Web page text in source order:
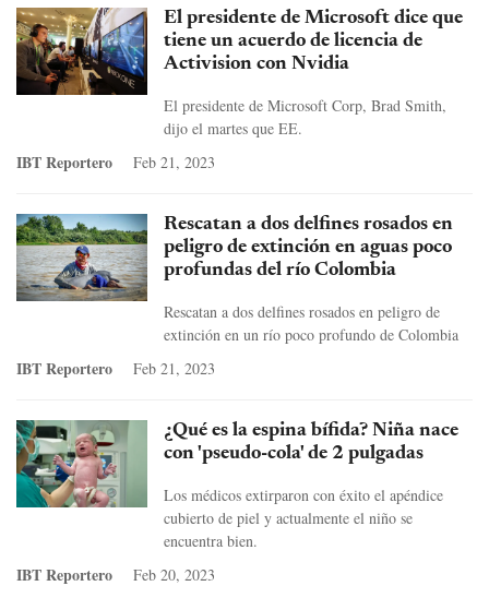
El presidente de Microsoft dice que
tiene un acuerdo de licencia de
Activision con Nvidia
El presidente de Microsoft Corp, Brad Smith,
dijo el martes que EE.
IBT Reportero Feb 21, 2023
Rescatan a dos delfines rosados en
peligro de extinción en aguas poco
profundas del río Colombia
Rescatan a dos delfines rosados en peligro de
extinción en un río poco profundo de Colombia
IBT Reportero Feb 21, 2023
¿Qué es la espina bífida? Niña nace
con 'pseudo-cola' de 2 pulgadas
Los médicos extirparon con éxito el apéndice
cubierto de piel y actualmente el niño se
encuentra bien.
IBT Reportero Feb 20, 2023